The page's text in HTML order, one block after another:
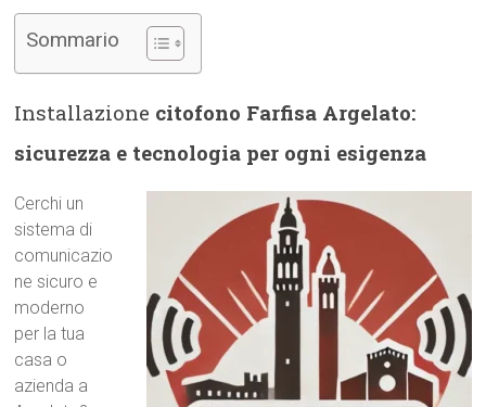
Sommario
Installazione citofono Farfisa Argelato:
sicurezza e tecnologia per ogni esigenza
Cerchi un
sistema di
comunicazio
ne sicuro e
moderno
per la tua
casa o
azienda a